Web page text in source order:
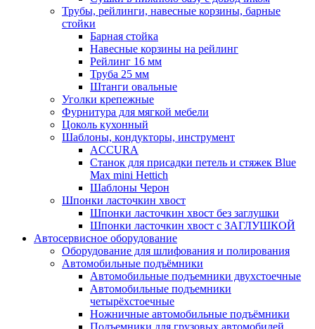
Трубы, рейлинги, навесные корзины, барные
стойки
Барная стойка
Навесные корзины на рейлинг
Рейлинг 16 мм
Труба 25 мм
Штанги овальные
Уголки крепежные
Фурнитура для мягкой мебели
Цоколь кухонный
Шаблоны, кондукторы, инструмент
ACCURA
Станок для присадки петель и стяжек Blue
Max mini Hettich
Шаблоны Черон
Шпонки ласточкин хвост
Шпонки ласточкин хвост без заглушки
Шпонки ласточкин хвост с ЗАГЛУШКОЙ
Автосервисное оборудование
Оборудование для шлифования и полирования
Автомобильные подъёмники
Автомобильные подъемники двухстоечные
Автомобильные подъемники
четырёхстоечные
Ножничные автомобильные подъёмники